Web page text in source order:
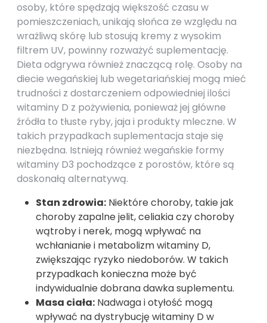
osoby, które spędzają większość czasu w
pomieszczeniach, unikają słońca ze względu na
wrażliwą skórę lub stosują kremy z wysokim
filtrem UV, powinny rozważyć suplementację.
Dieta odgrywa również znaczącą rolę. Osoby na
diecie wegańskiej lub wegetariańskiej mogą mieć
trudności z dostarczeniem odpowiedniej ilości
witaminy D z pożywienia, ponieważ jej główne
źródła to tłuste ryby, jaja i produkty mleczne. W
takich przypadkach suplementacja staje się
niezbędna. Istnieją również wegańskie formy
witaminy D3 pochodzące z porostów, które są
doskonałą alternatywą.
Stan zdrowia: Niektóre choroby, takie jak
choroby zapalne jelit, celiakia czy choroby
wątroby i nerek, mogą wpływać na
wchłanianie i metabolizm witaminy D,
zwiększając ryzyko niedoborów. W takich
przypadkach konieczna może być
indywidualnie dobrana dawka suplementu.
Masa ciała: Nadwaga i otyłość mogą
wpływać na dystrybucję witaminy D w